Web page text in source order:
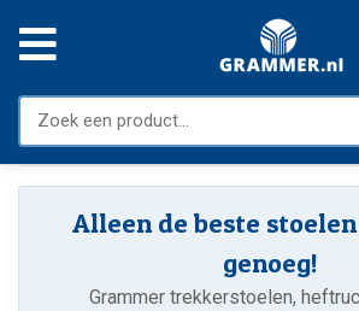
Alleen de beste
genoeg!
Grammer trekkerstoelen,